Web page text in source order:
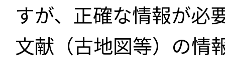
すが、正確な情報が必
文献（古地図等）の情